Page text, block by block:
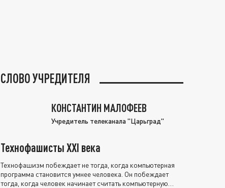
СЛОВО УЧРЕДИТЕЛЯ
КОНСТАНТИН МАЛОФЕЕВ
Учредитель телеканала "Царьград"
Технофашисты XXI века
Технофашизм побеждает не тогда, когда компьютерная
программа становится умнее человека. Он побеждает
тогда, когда человек начинает считать компьютерную